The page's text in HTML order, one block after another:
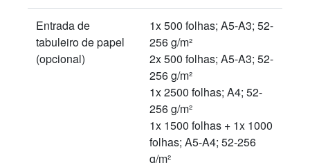
Entrada de
tabuleiro de papel
(opcional)
1x 500 folhas; A5-A3; 52-
256 g/m²
2x 500 folhas; A5-A3; 52-
256 g/m²
1x 2500 folhas; A4; 52-
256 g/m²
1x 1500 folhas + 1x 1000
folhas; A5-A4; 52-256
g/m²